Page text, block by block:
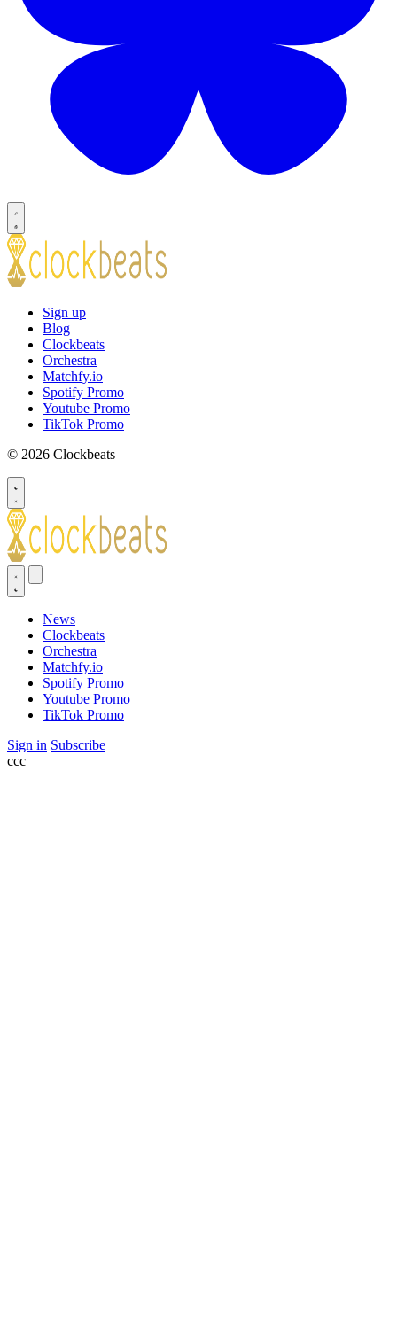
Sign up
Blog
Clockbeats
Orchestra
Matchfy.io
Spotify Promo
Youtube Promo
TikTok Promo
© 2026 Clockbeats
News
Clockbeats
Orchestra
Matchfy.io
Spotify Promo
Youtube Promo
TikTok Promo
Sign in Subscribe
ссс